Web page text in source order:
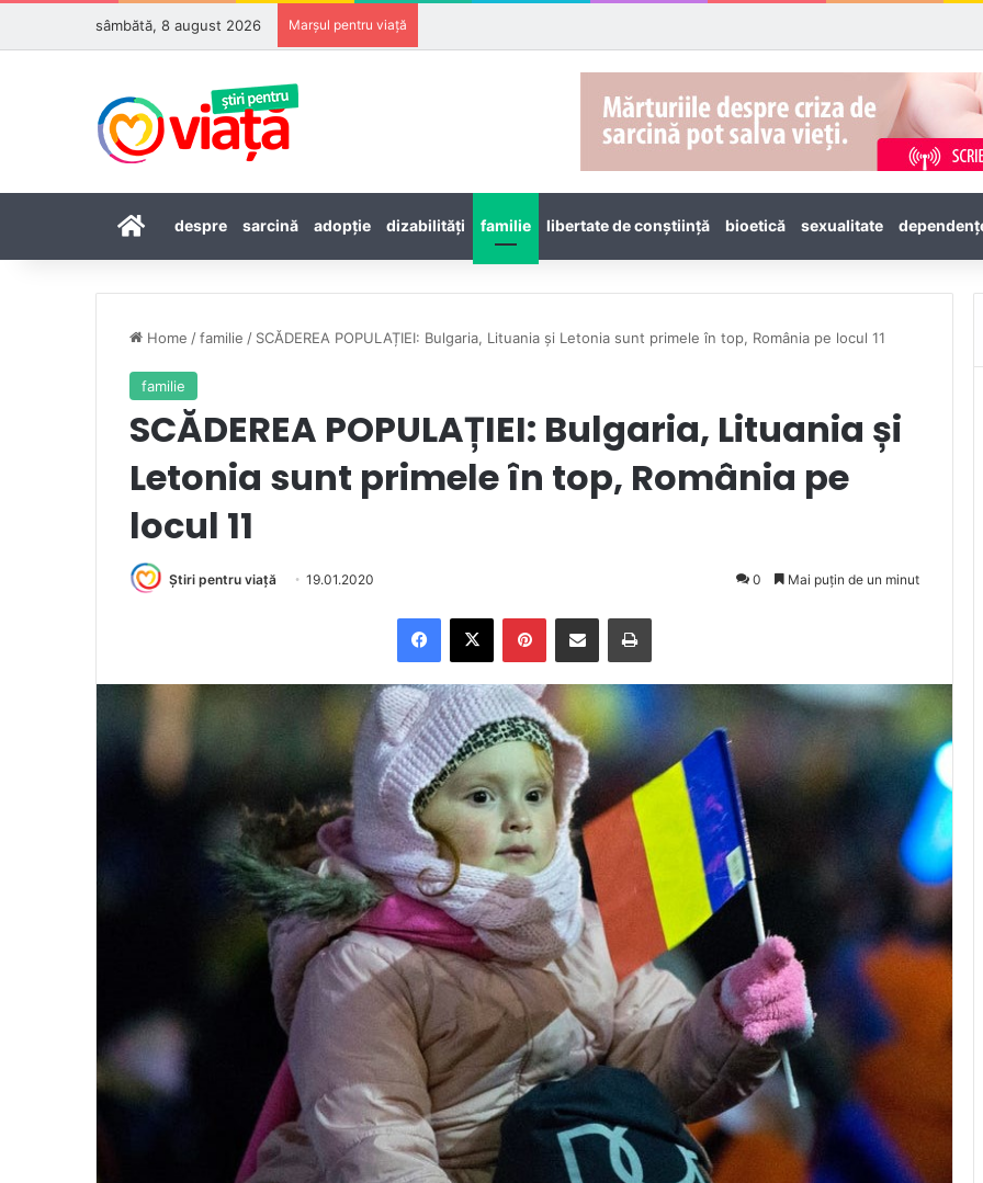
sâmbătă, 8 august 2026 Marșul pentru viață
Prima pagină
despre sarcină adopţie dizabilităţi familie libertate de conștiință bioetică sexualitate
Home /familie / SCĂDEREA POPULAȚIEI: Bulgaria, Lituania și Letonia sunt primele în top, România pe locul 11
familie
SCĂDEREA POPULAȚIEI: Bulgaria, Lituania și
Letonia sunt primele în top, România pe
locul 11
Știri pentru viață 19.01.2020 0 Mai puțin de un minut